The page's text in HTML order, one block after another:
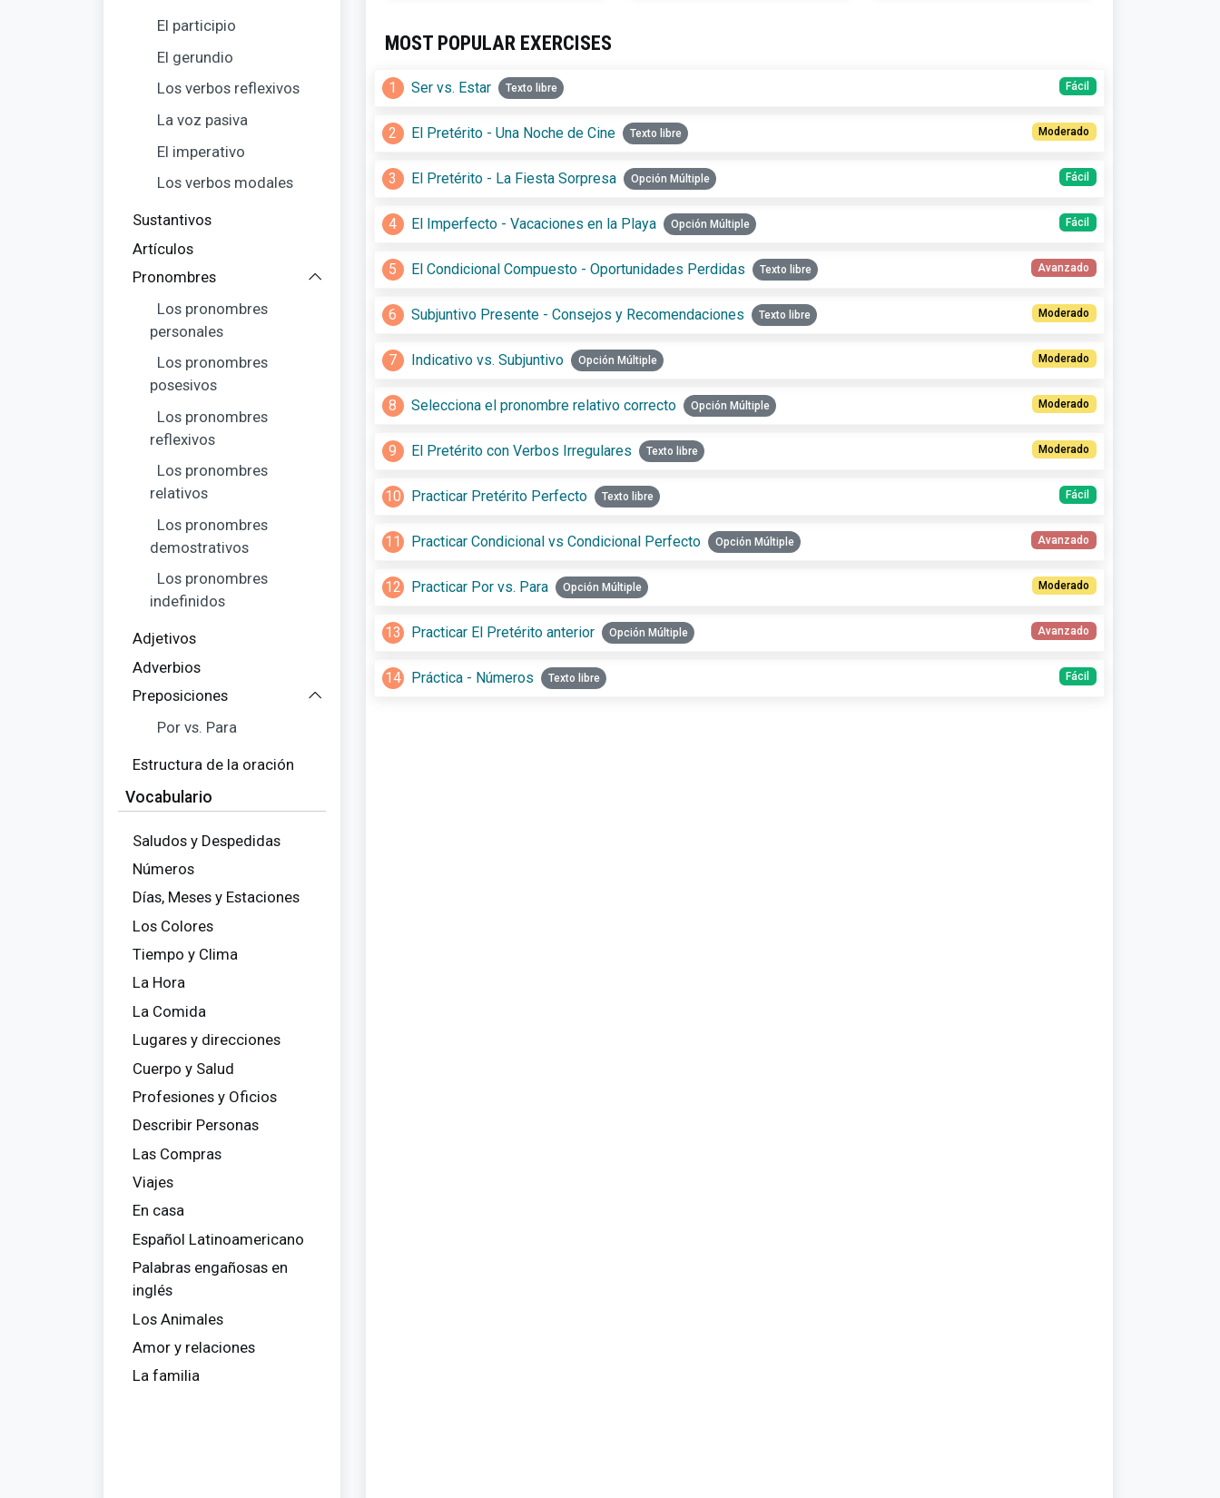
El participio
El gerundio
Los verbos reflexivos
La voz pasiva
El imperativo
Los verbos modales
Sustantivos
Artículos
Pronombres
Los pronombres
personales
Los pronombres
posesivos
Los pronombres
reflexivos
Los pronombres
relativos
Los pronombres
demostrativos
Los pronombres
indefinidos
Adjetivos
Adverbios
Preposiciones
Por vs. Para
Estructura de la oración
Vocabulario
Saludos y Despedidas
Números
Días, Meses y Estaciones
Los Colores
Tiempo y Clima
La Hora
La Comida
Lugares y direcciones
Cuerpo y Salud
Profesiones y Oficios
Describir Personas
Las Compras
Viajes
En casa
Español Latinoamericano
Palabras engañosas en
inglés
Los Animales
Amor y relaciones
La familia
MOST POPULAR EXERCISES
1 Ser vs. Estar Texto libre Fácil
2 El Pretérito - Una Noche de Cine Texto libre Moderado
3 El Pretérito - La Fiesta Sorpresa Opción Múltiple Fácil
4 El Imperfecto - Vacaciones en la Playa Opción Múltiple Fácil
5 El Condicional Compuesto - Oportunidades Perdidas Texto libre Avanzado
6 Subjuntivo Presente - Consejos y Recomendaciones Texto libre Moderado
7 Indicativo vs. Subjuntivo Opción Múltiple Moderado
8 Selecciona el pronombre relativo correcto Opción Múltiple Moderado
9 El Pretérito con Verbos Irregulares Texto libre Moderado
10 Practicar Pretérito Perfecto Texto libre Fácil
11 Practicar Condicional vs Condicional Perfecto Opción Múltiple Avanzado
12 Practicar Por vs. Para Opción Múltiple Moderado
13 Practicar El Pretérito anterior Opción Múltiple Avanzado
14 Práctica - Números Texto libre Fácil